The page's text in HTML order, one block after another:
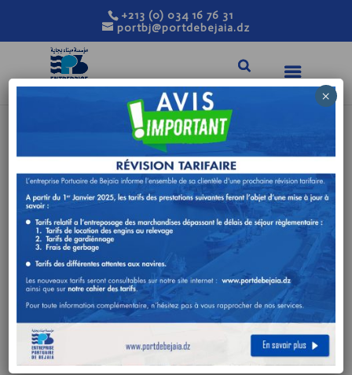
+213 (0) 034 16 76 31
portbj@portdebejaia.dz
AVIS D’APPEL
D’OFFRES NATIONAL
OUVERT AVEC
EXIGENCE DE
CAPACITÉS
MINIMALES
N°10/DG/2024
Déc 15, 2024 Avis de consultation
×